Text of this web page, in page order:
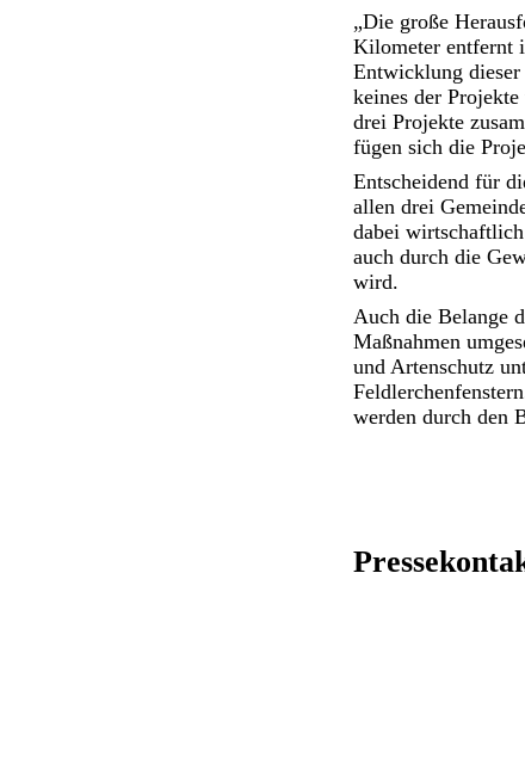
„Die große
Kilometer entfernt
Entwicklung
keines der
drei Projekte
fügen sich die
Entscheidend für
allen drei
dabei
auch durch die
wird.
Auch die Belange
Maßnahmen
und Artenschutz
werden durch den